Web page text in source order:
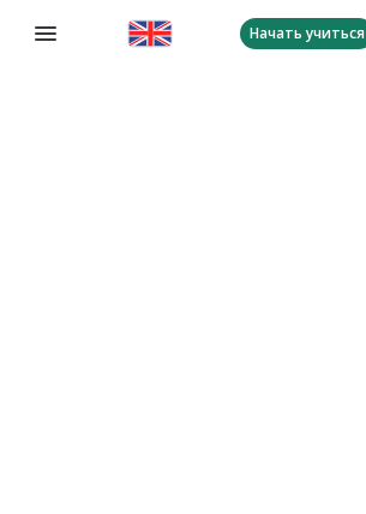
Начать учиться